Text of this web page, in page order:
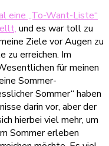
eine „To-Want-Liste“
und es war toll zu
Ziele vor Augen zu
zu erreichen. Im
für meinen
Sommer-
Sommer“ haben
darin vor, aber der
hierbei viel mehr, um
Sommer erleben